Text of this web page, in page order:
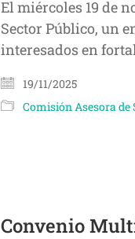
El miércoles 19 de
Sector Público, un
interesados en
19/11/2025
Comisión Asesora de
Convenio